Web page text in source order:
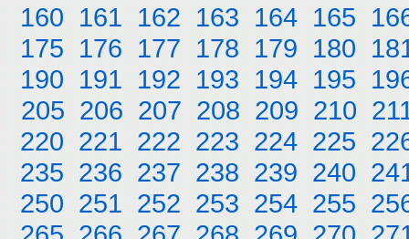
160 161 162 163 164 165
175 176 177 178 179 180
190 191 192 193 194 195
205 206 207 208 209 210
220 221 222 223 224 225
235 236 237 238 239 240
250 251 252 253 254 255